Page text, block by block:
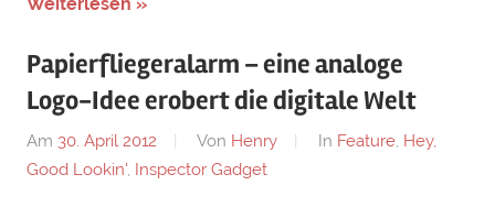
Papierfliegeralarm – eine analoge
Logo-Idee erobert die digitale Welt
Am 30. April 2012 Von Henry In Feature, Hey,
Good Lookin', Inspector Gadget